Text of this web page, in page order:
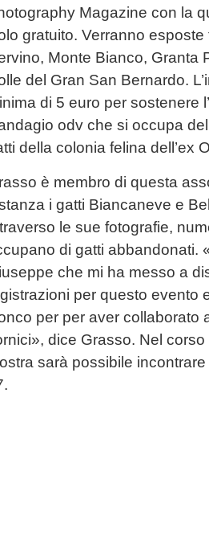
Magazine con la
gratuito. Verranno
Monte Bianco, Granta
del Gran San Bernardo.
di 5 euro per sostenere
odv che si occupa
della colonia felina dell’ex
è membro di questa
i gatti Biancaneve e
le sue fotografie,
di gatti abbandonati.
che mi ha messo a
per questo evento
per per aver collaborato
dice Grasso. Nel
sarà possibile